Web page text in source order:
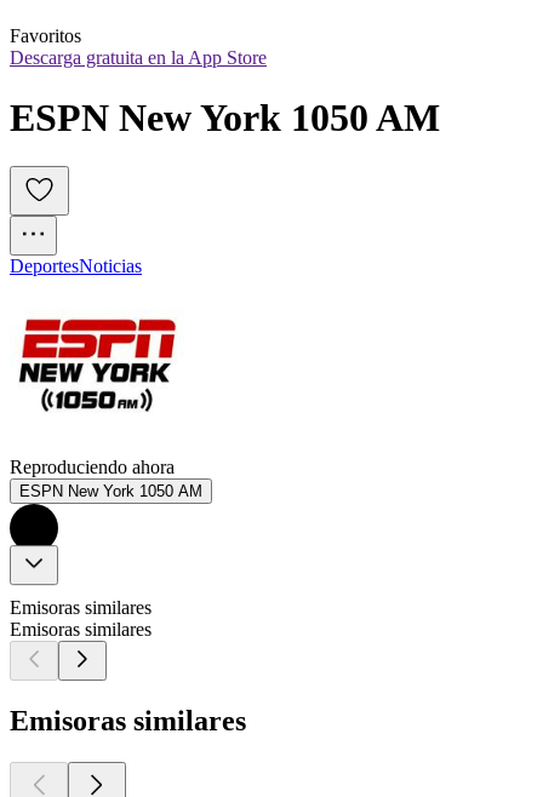
Favoritos
Descarga gratuita en la App Store
ESPN New York 1050 AM
DeportesNoticias
Reproduciendo ahora
ESPN New York 1050 AM
Emisoras similares
Emisoras similares
Emisoras similares